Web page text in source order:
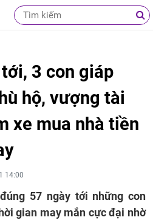
3 con giáp
hộ, vượng tài
xe mua nhà tiền
14:00
57 ngày tới những con
gian may mắn cực đại nhờ